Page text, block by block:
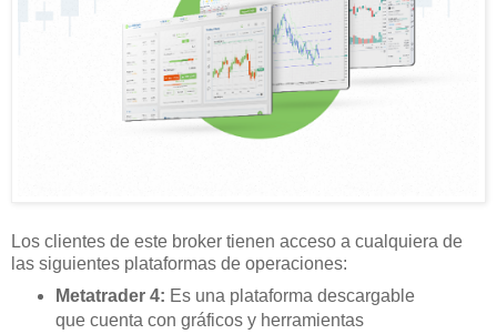
Los clientes de este broker tienen acceso a cualquiera de
las siguientes plataformas de operaciones:
Metatrader 4: Es una plataforma descargable
que cuenta con gráficos y herramientas